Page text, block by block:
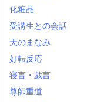
化粧品
受講生との会話
天のまなみ
好転反応
寝言・戯言
尊師重道